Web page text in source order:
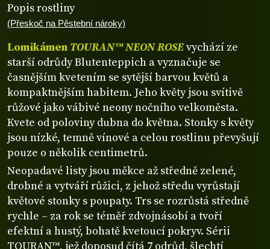
Popis rostliny
(Přeskoč na Pěstební nároky)
Lomikámen TOURAN™ NEON ROSEvychází ze
starší odrůdy Blutenteppich a vyznačuje se
časnějším kvetením se sytější barvou květů a
kompaktnějším habitem. Jeho květy jsou svítivě
růžové jako vábivé neony nočního velkoměsta.
Kvete od poloviny dubna do května. Stonky s květy
jsou nízké, temně vínové a celou rostlinu převyšují
pouze o několik centimetrů.
Neopadavé listy jsou měkce až středně zelené,
drobné a vytváří růžici, z jehož středu vyrůstají
květové stonky s poupaty. Trs se rozrůstá středně
rychle – za rok se téměř zdvojnásobí a tvoří
efektní a hustý, bohatě kvetoucí pokryv. Sérii